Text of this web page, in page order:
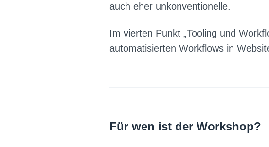
auch eher unkonventionelle.
Im vierten Punkt „Tooling und
automatisierten Workflows in
Für wen ist der Workshop?